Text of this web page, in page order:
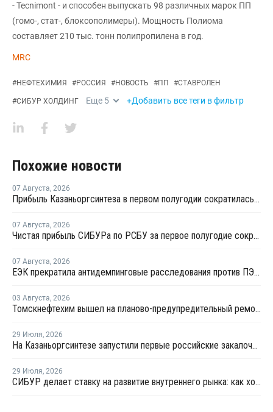
- Tecnimont - и способен выпускать 98 различных марок ПП
(гомо-, стат-, блоксополимеры). Мощность Полиома
составляет 210 тыс. тонн полипропилена в год.
MRC
#НЕФТЕХИМИЯ #РОССИЯ #НОВОСТЬ #ПП #СТАВРОЛЕН
#СИБУР ХОЛДИНГ Еще 5 +Добавить все теги в фильтр
Похожие новости
07 Августа, 2026
Прибыль Казаньоргсинтеза в первом полугодии сократилась более чем в 2 раза
07 Августа, 2026
Чистая прибыль СИБУРа по РСБУ за первое полугодие сократилась в 3,6 раза
07 Августа, 2026
ЕЭК прекратила антидемпинговые расследования против ПЭ и ПП из Азербайджана и Туркменистана
03 Августа, 2026
Томскнефтехим вышел на планово-предупредительный ремонт
29 Июля, 2026
На Казаньоргсинтезе запустили первые российские закалочно-испарительные аппараты
29 Июля, 2026
СИБУР делает ставку на развитие внутреннего рынка: как холдинг стимулирует спрос на полимеры в ритейле